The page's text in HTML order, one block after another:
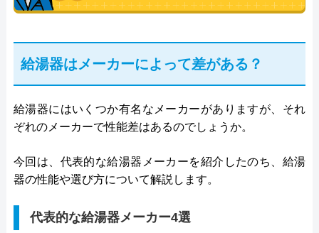
給湯器はメーカーによって差がある？
給湯器にはいくつか有名なメーカーがありますが、それ
ぞれのメーカーで性能差はあるのでしょうか。
今回は、代表的な給湯器メーカーを紹介したのち、給湯
器の性能や選び方について解説します。
代表的な給湯器メーカー4選